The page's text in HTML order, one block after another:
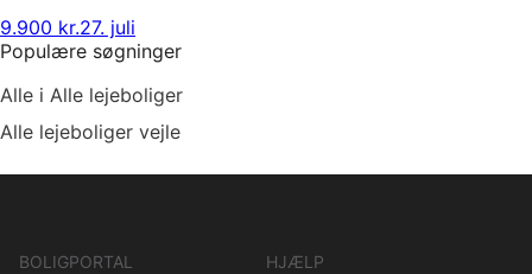
9.900 kr.27. juli
Populære søgninger
Alle i Alle lejeboliger
Alle lejeboliger vejle
BOLIGPORTAL
HJÆLP